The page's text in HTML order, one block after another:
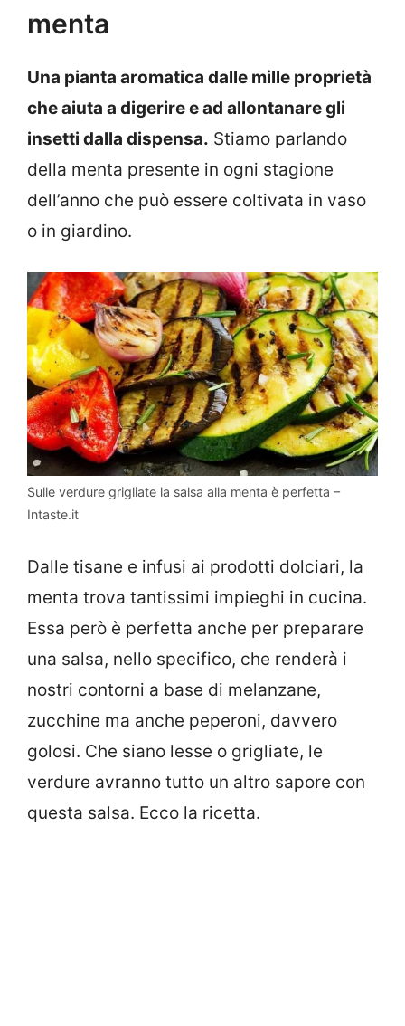
menta
Una pianta aromatica dalle mille proprietà
che aiuta a digerire e ad allontanare gli
insetti dalla dispensa. Stiamo parlando
della menta presente in ogni stagione
dell’anno che può essere coltivata in vaso
o in giardino.
Sulle verdure grigliate la salsa alla menta è perfetta –
Intaste.it
Dalle tisane e infusi ai prodotti dolciari, la
menta trova tantissimi impieghi in cucina.
Essa però è perfetta anche per preparare
una salsa, nello specifico, che renderà i
nostri contorni a base di melanzane,
zucchine ma anche peperoni, davvero
golosi. Che siano lesse o grigliate, le
verdure avranno tutto un altro sapore con
questa salsa. Ecco la ricetta.